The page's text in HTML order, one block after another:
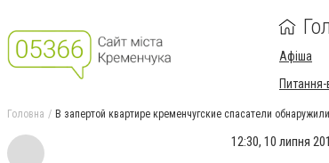
Афіша
Питання-
Головна В запертой квартире кременчугские спасатели
12:30, 10 липня